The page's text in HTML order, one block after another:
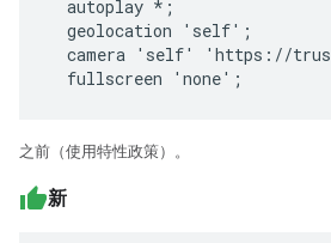
  autoplay *;
  geolocation 'self';
camera 'self' 'https://
  fullscreen 'none';
之前（使用特性政策）。
新